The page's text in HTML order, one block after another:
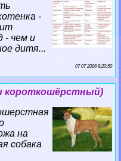
-
- чем и
дитя...
07 07 2026 8:20:50
короткошёрстный)
на
собака